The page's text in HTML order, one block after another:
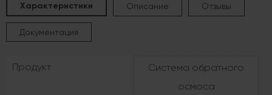
Характеристики Описание Отзывы
Документация
Продукт
Система обратного
осмоса